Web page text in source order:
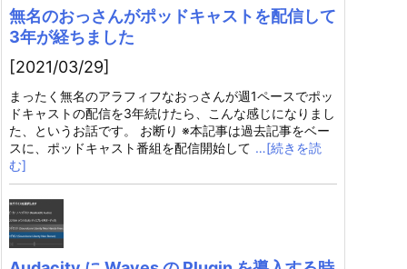
無名のおっさんがポッドキャストを配信して
3年が経ちました
[2021/03/29]
まったく無名のアラフィフなおっさんが週1ペースでポッ
ドキャストの配信を3年続けたら、こんな感じになりまし
た、というお話です。 お断り ※本記事は過去記事をベー
スに、ポッドキャスト番組を配信開始して …[続きを読
む]